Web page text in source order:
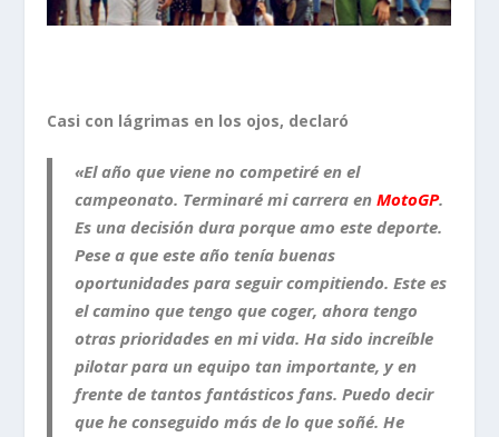
Casi con lágrimas en los ojos, declaró
«El año que viene no competiré en el
campeonato. Terminaré mi carrera enMotoGP.
Es una decisión dura porque amo este deporte.
Pese a que este año tenía buenas
oportunidades para seguir compitiendo. Este es
el camino que tengo que coger, ahora tengo
otras prioridades en mi vida. Ha sido increíble
pilotar para un equipo tan importante, y en
frente de tantos fantásticos fans. Puedo decir
que he conseguido más de lo que soñé. He